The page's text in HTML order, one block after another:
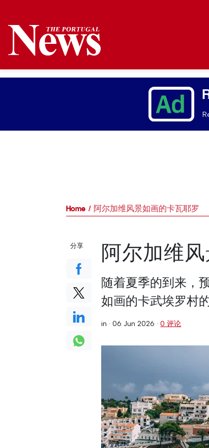
Home 阿尔加维风景如画的卡瓦耶罗
阿尔加维
随着夏季的到来，
如画的卡武埃罗村
in ·06 Jun 2026 ·0 评论
分享